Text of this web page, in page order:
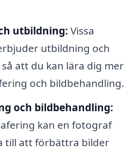
utbildning: Vissa
utbildning och
att du kan lära dig mer
och bildbehandling.
och bildbehandling:
kan en fotograf
till att förbättra bilder